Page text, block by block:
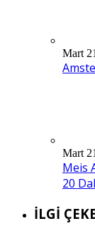
Mart
Mart
Meis
20
İLGİ